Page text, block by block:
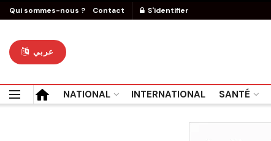
Qui sommes-nous ? Contact S'identifier
عربي
NATIONAL INTERNATIONAL SANTÉ